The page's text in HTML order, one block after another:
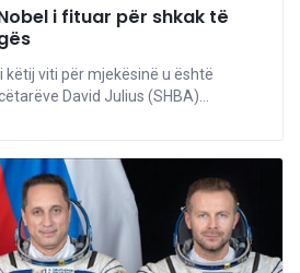
i fituar për shkak të
këtij viti për mjekësinë u është
David Julius (SHBA)...